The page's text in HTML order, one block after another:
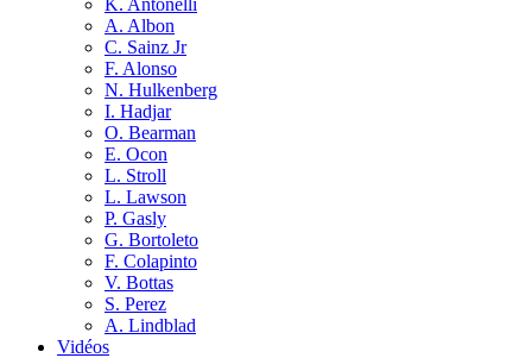
K. Antonelli
A. Albon
C. Sainz Jr
F. Alonso
N. Hulkenberg
I. Hadjar
O. Bearman
E. Ocon
L. Stroll
L. Lawson
P. Gasly
G. Bortoleto
F. Colapinto
V. Bottas
S. Perez
A. Lindblad
Vidéos